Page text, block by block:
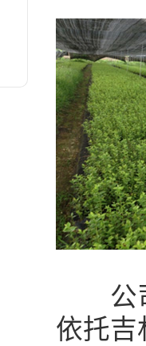
公司
依托吉